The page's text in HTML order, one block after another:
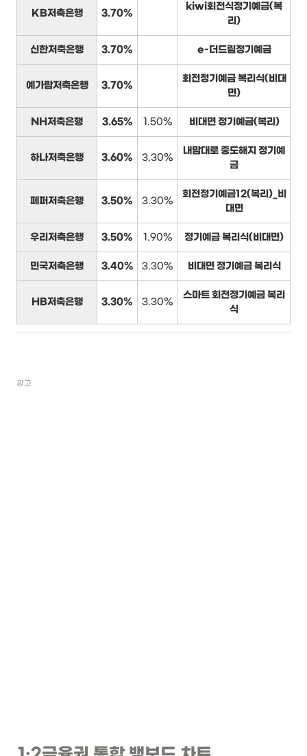
KB저축은행 3.70%
kiwi회전식정기예금(복
리)
신한저축은행 3.70% e-더드림정기예금
예가람저축은행 3.70%
회전정기예금 복리식(비대
면)
NH저축은행 3.65% 1.50% 비대면 정기예금(복리)
하나저축은행 3.60% 3.30%
내맘대로 중도해지 정기예
금
페퍼저축은행 3.50% 3.30%
회전정기예금12(복리)_비
대면
우리저축은행 3.50% 1.90% 정기예금 복리식(비대면)
민국저축은행 3.40% 3.30% 비대면 정기예금 복리식
HB저축은행 3.30% 3.30%
스마트 회전정기예금 복리
식
광고